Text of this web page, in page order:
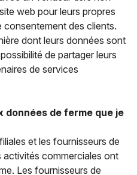
web pour leurs propres
consentement des clients.
dont leurs données sont
possibilité de partager leurs
de services
données de ferme que je
et les fournisseurs de
commerciales ont
Les fournisseurs de